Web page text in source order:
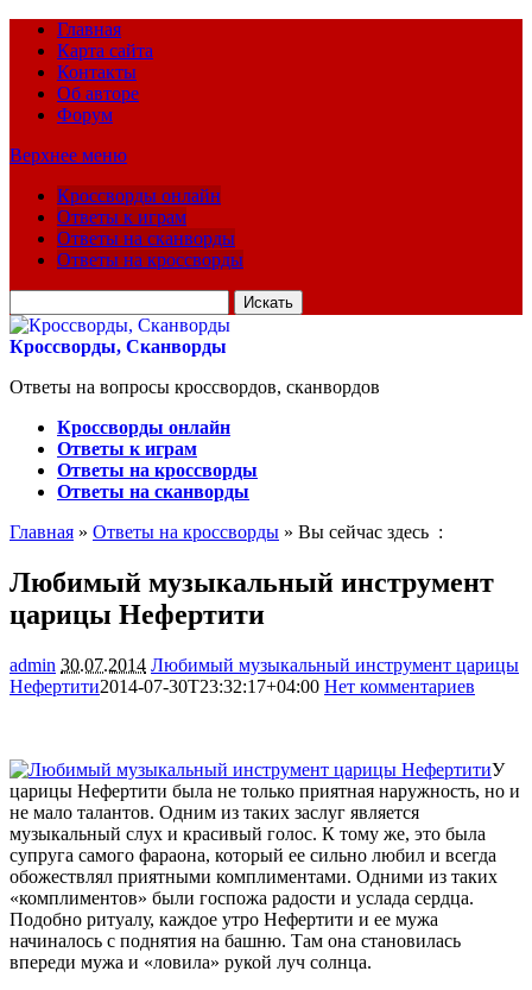
Главная
Карта сайта
Контакты
Об авторе
Форум
Верхнее меню
Кроссворды онлайн
Ответы к играм
Ответы на сканворды
Ответы на кроссворды
для:
Кроссворды, Сканворды
Ответы на вопросы кроссвордов, сканвордов
Кроссворды онлайн
Ответы к играм
Ответы на кроссворды
Ответы на сканворды
Главная » Ответы на кроссворды » Вы сейчас здесь :
Любимый музыкальный инструмент
царицы Нефертити
admin 30.07.2014 Любимый музыкальный инструмент царицы
Нефертити2014-07-30T23:32:17+04:00 Нет комментариев
У
царицы Нефертити была не только приятная наружность, но и
не мало талантов. Одним из таких заслуг является
музыкальный слух и красивый голос. К тому же, это была
супруга самого фараона, который ее сильно любил и всегда
обожествлял приятными комплиментами. Одними из таких
«комплиментов» были госпожа радости и услада сердца.
Подобно ритуалу, каждое утро Нефертити и ее мужа
начиналось с поднятия на башню. Там она становилась
впереди мужа и «ловила» рукой луч солнца.